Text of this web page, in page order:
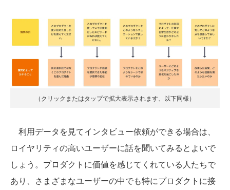
（クリックまたはタップで拡大表示されます、以下同様）
利用データを見てインタビュー依頼ができる場合は、
ロイヤリティの高いユーザーに話を聞いてみるとよいで
しょう。プロダクトに価値を感じてくれている人たちで
あり、さまざまなユーザーの中でも特にプロダクトに接